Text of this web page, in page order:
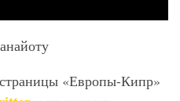
«Европы-Кипр»